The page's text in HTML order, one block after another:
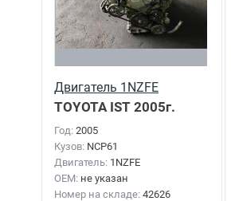
Двигатель 1NZFE
TOYOTA IST 2005г.
Год: 2005
Кузов: NCP61
Двигатель: 1NZFE
OEM: не указан
Номер на складе: 42626